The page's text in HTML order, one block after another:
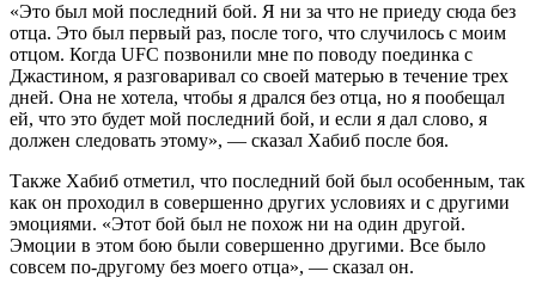
«Это был мой последний бой. Я ни за что не приеду сюда без
отца. Это был первый раз, после того, что случилось с моим
отцом. Когда UFC позвонили мне по поводу поединка с
Джастином, я разговаривал со своей матерью в течение трех
дней. Она не хотела, чтобы я дрался без отца, но я пообещал
ей, что это будет мой последний бой, и если я дал слово, я
должен следовать этому», — сказал Хабиб после боя.
Также Хабиб отметил, что последний бой был особенным, так
как он проходил в совершенно других условиях и с другими
эмоциями. «Этот бой был не похож ни на один другой.
Эмоции в этом бою были совершенно другими. Все было
совсем по-другому без моего отца», — сказал он.